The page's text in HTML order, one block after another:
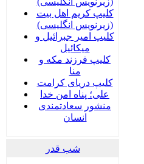
کلیپ کریم اهل بیت
(زیرنویس انگلیسی)
کلیپ امیر جبرائیل و
میکائیل
کلیپ فرزند مکه و
منا
کلیپ دریای کرامت
علی؛ پناه امن خدا
منشور سعادتمندی
انسان
شب قدر